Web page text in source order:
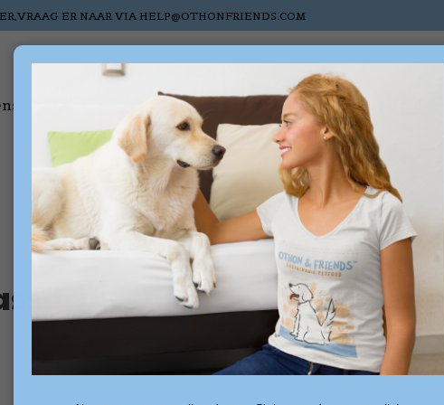
ER NAAR VIA HELP@OTHONFRIENDS.COM
Chevaux Nieuw Sale Cartes-
au mot-clé
0